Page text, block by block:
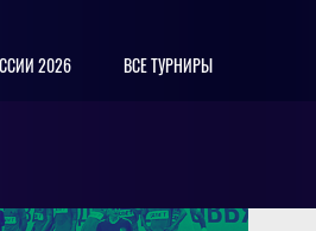
2026 ВСЕ ТУРНИРЫ